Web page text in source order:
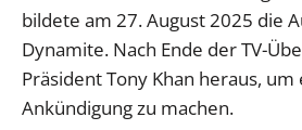
bildete am 27. August 2025 die
Dynamite. Nach Ende der TV-
Präsident Tony Khan heraus,
Ankündigung zu machen.